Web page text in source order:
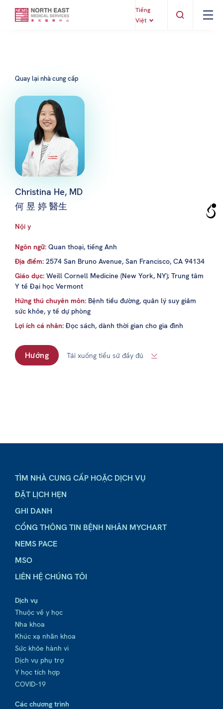
Tiếng
Việt
Quay lại nhà cung cấp
Christina He, MD
何 昱 婷 醫生
Nội y
Ngôn ngữ: Quan thoại, tiếng Anh
Địa điểm: 2574 San Bruno Avenue, San Francisco, CA 94134
Giáo dục: Weill Cornell Medicine (New York, NY); Trung tâm
Y tế Đại học Vermont
Hứng thú chuyên môn: Bệnh tiểu đường, quản lý suy giảm
sức khỏe, y tế dự phòng
Lợi ích cá nhân: Đọc sách, dành thời gian cho gia đình
Hướng Tải xuống tiểu sử đầy đủ
TÌM NHÀ CUNG CẤP HOẶC DỊCH VỤ
ĐẶT LỊCH HẸN
GHI DANH
CỔNG THÔNG TIN BỆNH NHÂN MYCHART
NEMS PACE
MSO
LIÊN HỆ CHÚNG TÔI
Dịch vụ
Thuộc về y học
Nha khoa
Khúc xạ nhãn khoa
Sức khỏe hành vi
Dịch vụ phụ trợ
Y học tích hợp
COVID-19
Các chương trình